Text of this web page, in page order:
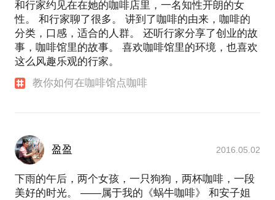
和行家约见在在她的咖啡店里，一名知性开朗的女
性。 和行家聊了很多。 讲到了咖啡的由来，咖啡的
分类，口感，适合的人群。 还听行家分享了创业的故
事，咖啡馆里的故事。 喜欢咖啡馆里的环境，也喜欢
这么风趣乐观的行家。
教你如何在咖啡馆点咖啡
盈盈 2016.05.02
下雨的午后，两个女孩，一只狗狗，两杯咖啡，一段
美好的时光。 ——属于我的《蜗牛咖啡》 和安子姐